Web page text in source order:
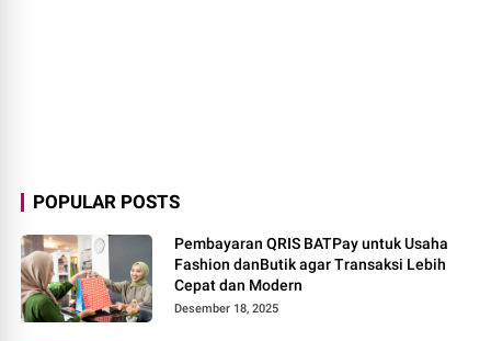
POPULAR POSTS
Pembayaran QRIS BATPay untuk Usaha
Fashion danButik agar Transaksi Lebih
Cepat dan Modern
Desember 18, 2025